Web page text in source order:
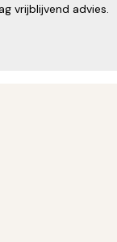
vrijblijvend advies.